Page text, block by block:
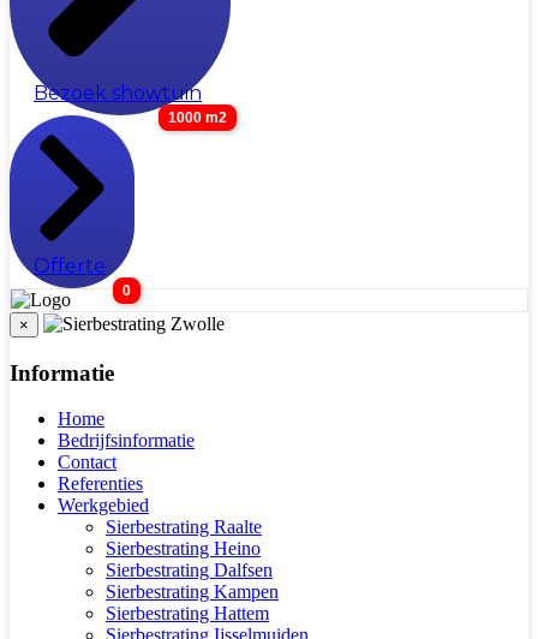
Bezoek showtuin
1000 m2
Offerte
0
×
Informatie
Home
Bedrijfsinformatie
Contact
Referenties
Werkgebied
Sierbestrating Raalte
Sierbestrating Heino
Sierbestrating Dalfsen
Sierbestrating Kampen
Sierbestrating Hattem